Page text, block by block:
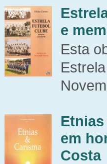
e
Esta
em
Costa